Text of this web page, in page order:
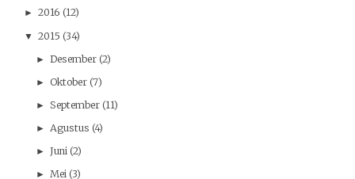
► 2016 (12)
▼ 2015 (34)
► Desember (2)
► Oktober (7)
► September (11)
► Agustus (4)
► Juni (2)
► Mei (3)